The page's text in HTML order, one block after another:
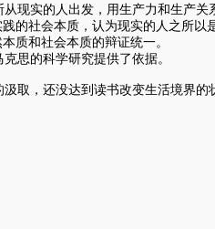
现实的人出发，用生产力和生产关
的社会本质，认为现实的人之所以
质和社会本质的辩证统一。
思的科学研究提供了依据。
取，还没达到读书改变生活境界的